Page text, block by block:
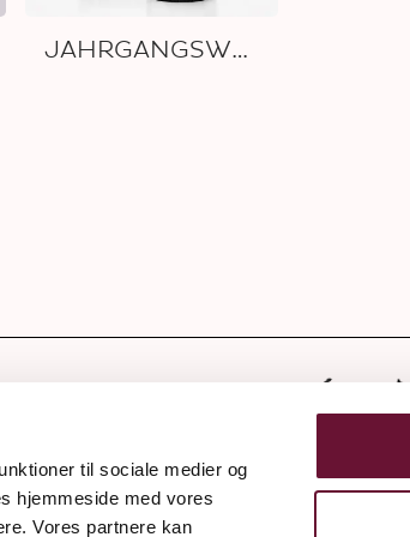
til sociale medier og
hjemmeside med vores
Vores partnere kan
JAHRGANGSWEIN